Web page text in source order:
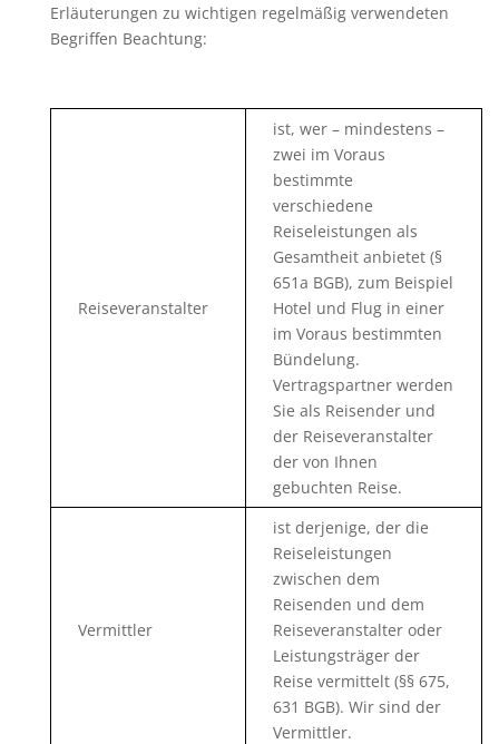
Erläuterungen zu wichtigen regelmäßig verwendeten
Begriffen Beachtung:
Reiseveranstalter
ist, wer – mindestens –
zwei im Voraus
bestimmte
verschiedene
Reiseleistungen als
Gesamtheit anbietet (§
651a BGB), zum Beispiel
Hotel und Flug in einer
im Voraus bestimmten
Bündelung.
Vertragspartner werden
Sie als Reisender und
der Reiseveranstalter
der von Ihnen
gebuchten Reise.
Vermittler
ist derjenige, der die
Reiseleistungen
zwischen dem
Reisenden und dem
Reiseveranstalter oder
Leistungsträger der
Reise vermittelt (§§ 675,
631 BGB). Wir sind der
Vermittler.